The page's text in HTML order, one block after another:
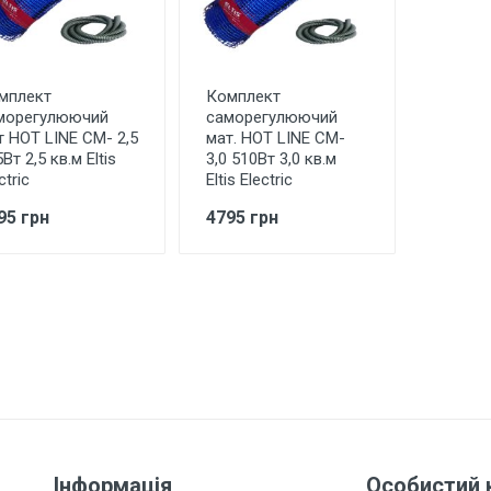
HOT LINE СМ- 2,5
2,5 кв.м Eltis
грн
Комплект
саморегулюючий
мат. HOT LINE СМ-
3,0 510Вт 3,0 кв.м
Eltis Electric
4795 грн
Інформація Особистий